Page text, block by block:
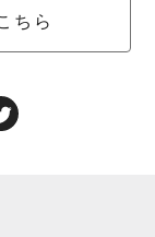
ちら